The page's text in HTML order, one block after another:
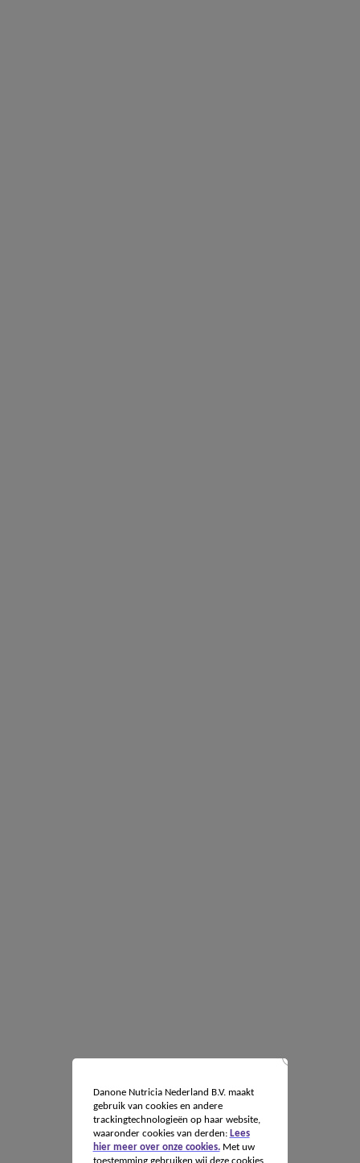
Danone Nutricia Nederland B.V. maakt
gebruik van cookies en andere
trackingtechnologieën op haar website,
waaronder cookies van derden: Lees
hier meer over onze cookies.Met uw
toestemming gebruiken wij deze cookies